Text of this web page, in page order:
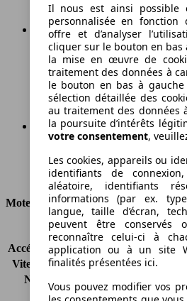
104 g/km
Émissions de CO2 (combinées)*
Consommation
Moteur et Puissance
KW (CH)
88 kW
Accélération (0-100 km/h)
9.0s
Vitesse maximale (km/h) 195 km/h
Nombre de vitesses
Couple
270 nm
Il nous est ainsi possible
personnalisée en fonction
offre et d’analyser
cliquer sur le bouton en
la mise en œuvre de
traitement des données à
le bouton en bas à
sélection détaillée des
au traitement des données
la poursuite d’intérêts
votre consentement,
Les cookies, appareils ou
identifiants de
aléatoire, identifiants
informations (par ex.
langue, taille d’écran,
peuvent être
reconnaître celui-ci à
application ou à un site
finalités présentées ici.
Vous pouvez modifier vos